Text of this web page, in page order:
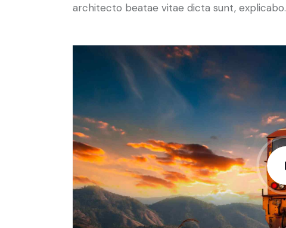
architecto beatae vitae dicta sunt, explicabo.